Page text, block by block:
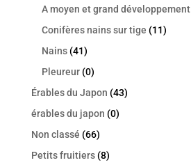
A moyen et grand développement
Conifères nains sur tige (11)
Nains (41)
Pleureur (0)
Érables du Japon (43)
érables du japon (0)
Non classé (66)
Petits fruitiers (8)